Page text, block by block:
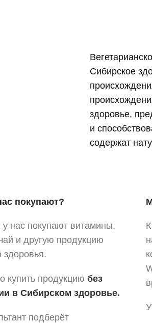
Сибирское
здоровье,
и
содержат
покупают?
нас покупают витамины,
и другую продукцию
здоровья.
купить продукцию без
в Сибирском здоровье.
подберёт